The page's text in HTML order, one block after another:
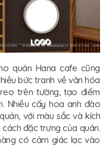
quán Hana cafe cũng
bức tranh về văn hóa
trên tường, tạo điểm
Nhiều cấy hoa anh đào
với màu sắc và kích
đặc trưng của quán.
có cảm giác lạc vào